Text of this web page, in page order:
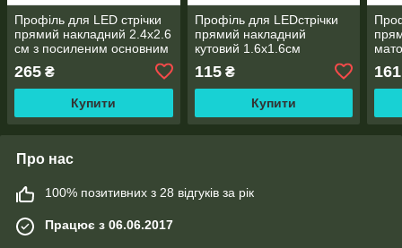
Профіль для LED стрічки
прямий накладний 2.4х2.6
см з посиленим основним
каналом 2м
265 ₴
Купити
Профіль для LEDстрічки
прямий накладний
кутовий 1.6х1.6см
115₴
Купити
161
Про нас
100% позитивних з 28 відгуків за рік
Працює з 06.06.2017